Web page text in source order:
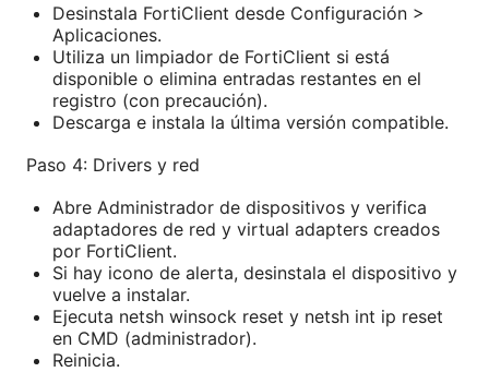
Desinstala FortiClient desde Configuración >
Aplicaciones.
Utiliza un limpiador de FortiClient si está
disponible o elimina entradas restantes en el
registro (con precaución).
Descarga e instala la última versión compatible.
Paso 4: Drivers y red
Abre Administrador de dispositivos y verifica
adaptadores de red y virtual adapters creados
por FortiClient.
Si hay icono de alerta, desinstala el dispositivo y
vuelve a instalar.
Ejecuta netsh winsock reset y netsh int ip reset
en CMD (administrador).
Reinicia.